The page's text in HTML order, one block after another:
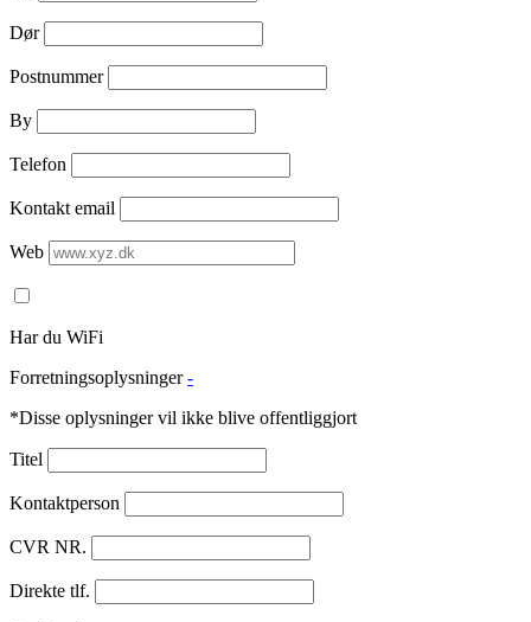
Dør
Postnummer
By
Telefon
Kontakt email
Web
Har du WiFi
Forretningsoplysninger -
*Disse oplysninger vil ikke blive offentliggjort
Titel
Kontaktperson
CVR NR.
Direkte tlf.